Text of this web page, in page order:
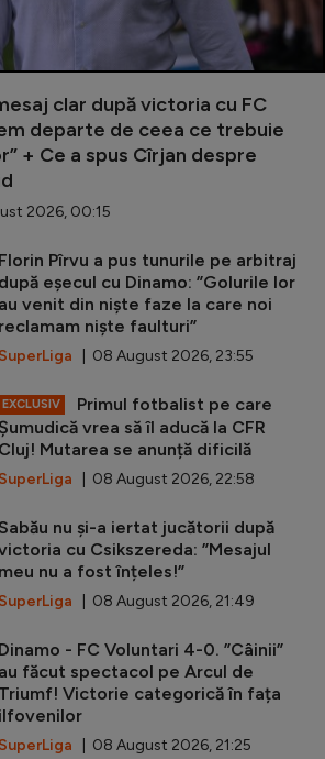
clar după victoria cu FC
departe de ceea ce trebuie
+ Ce a spus Cîrjan despre
2026, 00:15
Florin Pîrvu a pus tunurile pe arbitraj
după eșecul cu Dinamo: ”Golurile lor
au venit din niște faze la care noi
reclamam niște faulturi”
SuperLiga | 08 August 2026, 23:55
EXCLUSIV
Primul fotbalist pe care
Șumudică vrea să îl aducă la CFR
Cluj! Mutarea se anunță dificilă
SuperLiga | 08 August 2026, 22:58
Sabău nu și-a iertat jucătorii după
cu Csikszereda: ”Mesajul
meu nu a fost înțeles!”
SuperLiga | 08 August 2026, 21:49
Dinamo - FC Voluntari 4-0. ”Câinii”
au făcut spectacol pe Arcul de
Triumf! Victorie categorică în fața
ilfovenilor
SuperLiga | 08 August 2026, 21:25